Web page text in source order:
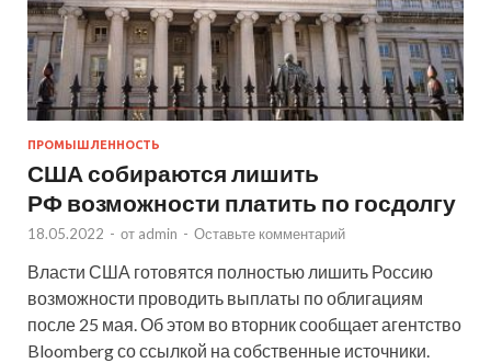
ПРОМЫШЛЕННОСТЬ
США собираются лишить
РФ возможности платить по госдолгу
18.05.2022 - от admin - Оставьте комментарий
Власти США готовятся полностью лишить Россию
возможности проводить выплаты по облигациям
после 25 мая. Об этом во вторник сообщает агентство
Bloomberg со ссылкой на собственные источники.